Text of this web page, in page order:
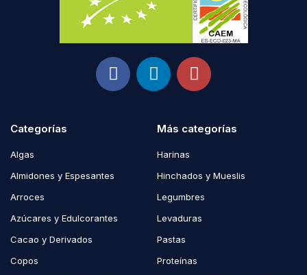
Categorías
Algas
Almidones y Espesantes
Arroces
Azúcares y Edulcorantes
Cacao y Derivados
Copos
Más categorías
Harinas
Hinchados y Mueslis
Legumbres
Levaduras
Pastas
Proteínas